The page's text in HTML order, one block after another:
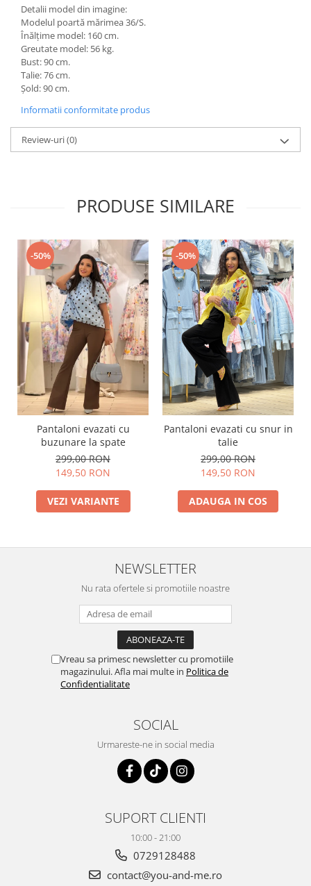
Detalii model din imagine:
Modelul poartă mărimea 36/S.
Înălțime model: 160 cm.
Greutate model: 56 kg.
Bust: 90 cm.
Talie: 76 cm.
Șold: 90 cm.
Informatii conformitate produs
Review-uri(0)
PRODUSE SIMILARE
-50%
Pantaloni evazati cu
buzunare la spate
299,00 RON
149,50 RON
VEZI VARIANTE
-50%
Pantaloni evazati cu snur in
talie
299,00 RON
149,50 RON
ADAUGA IN COS
NEWSLETTER
Nu rata ofertele si promotiile noastre
Vreau sa primesc newsletter cu promotiile
magazinului. Afla mai multe in Politica de
Confidentialitate
SOCIAL
Urmareste-ne in social media
SUPORT CLIENTI
10:00 - 21:00
0729128488
contact@you-and-me.ro